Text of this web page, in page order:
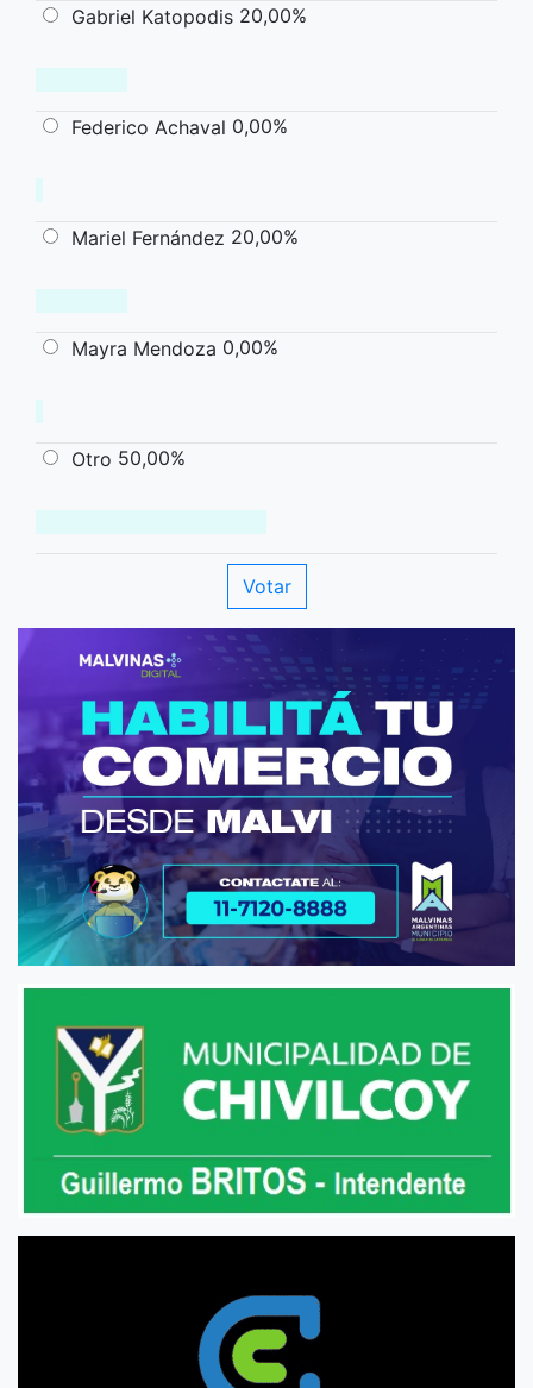
Gabriel Katopodis 20,00%
Federico Achaval 0,00%
Mariel Fernández 20,00%
Mayra Mendoza 0,00%
Otro 50,00%